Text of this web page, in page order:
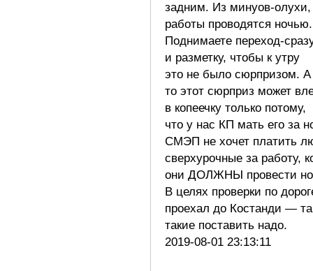
задним. Из минуов-олухи,
работы проводятся ночью.
Поднимаете переход-
и разметку, чтобы к утру
это не было сюрпризом. А
то этот сюрприз может
в копеечку только потому,
что у нас КП мать его за
СМЭП не хочет платить
сверхурочные за работу,
они ДОЛЖНЫ провести
В целях проверки по
проехал до Костанди —
такие поставить надо.
2019-08-01 23:13:11